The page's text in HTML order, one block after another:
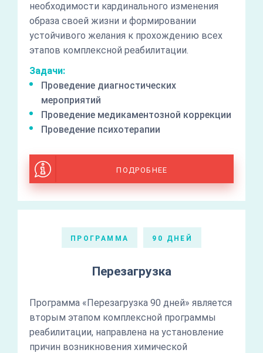
необходимости кардинального изменения
образа своей жизни и формировании
устойчивого желания к прохождению всех
этапов комплексной реабилитации.
Задачи:
Проведение диагностических
мероприятий
Проведение медикаментозной коррекции
Проведение психотерапии
ПОДРОБНЕЕ
ПРОГРАММА 90 ДНЕЙ
Перезагрузка
Программа «Перезагрузка 90 дней» является
вторым этапом комплексной программы
реабилитации, направлена на установление
причин возникновения химической